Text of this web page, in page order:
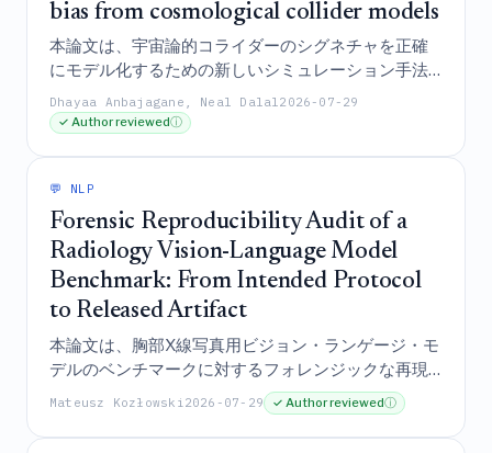
bias from cosmological collider models
本論文は、宇宙論的コライダーのシグネチャを正確
にモデル化するための新しいシミュレーション手法
を導入し、シミュレーションにおける振動的なハロ
ーバイアスの初測定を提示するとともに、その質量
ストかつユニークなプローブであることを実証する
ものである。
Dhayaa Anbajagane, Neal Dalal 2026-07-29
✓ Author reviewedⓘ
💬 NLP
Forensic Reproducibility Audit of a
Radiology Vision-Language Model
Benchmark: From Intended Protocol
to Released Artifact
本論文は、胸部X線写真用ビジョン・ランゲージ・モ
デルのベンチマークに対するフォレンジックな再現
性監査を提示するものであり、データのレンダリン
グ、プロンプトのバインディングに関する推論を裏
付けるためのインポートおよびコールパスの追跡、
Mateusz Kozłowski2026-07-29 ✓ Author reviewedⓘ